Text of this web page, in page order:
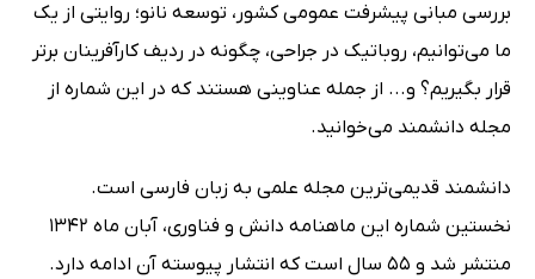
بررسی مبانی پیشرفت عمومی کشور، توسعه نانو؛ روایتی از یک
ما می‌توانیم، روباتیک در جراحی، چگونه در ردیف کارآفرینان برتر
قرار بگیریم؟ و... از جمله عناوینی هستند که در این شماره از
مجله دانشمند می‌خوانید.
دانشمند قدیمی‌ترین مجله علمی به زبان فارسی است.
نخستین شماره این ماهنامه دانش و فناوری، آبان ماه 1342
منتشر شد و 55 سال است که انتشار پیوسته آن ادامه دارد.